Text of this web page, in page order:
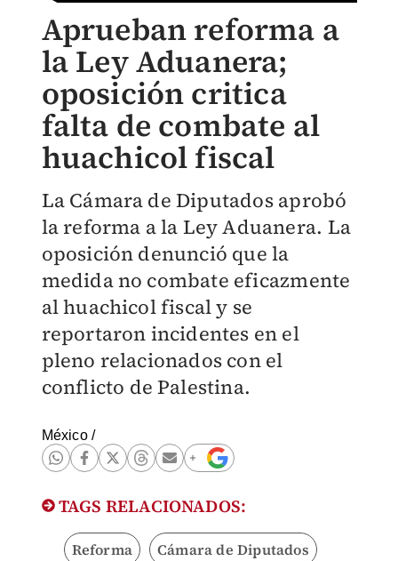
Aprueban reforma a
la Ley Aduanera;
oposición critica
falta de combate al
huachicol fiscal
La Cámara de Diputados aprobó
la reforma a la Ley Aduanera. La
oposición denunció que la
medida no combate eficazmente
al huachicol fiscal y se
reportaron incidentes en el
pleno relacionados con el
conflicto de Palestina.
México/
TAGS RELACIONADOS:
Reforma Cámara de Diputados